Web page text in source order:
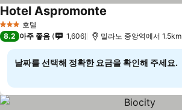
3 성급 호텔
Hotel Aspromonte
8.2 아주 좋음 1,606 밀라노 중앙역에서 1.5km
날짜를 선택해 정확한 요금을 확인해 주세요.